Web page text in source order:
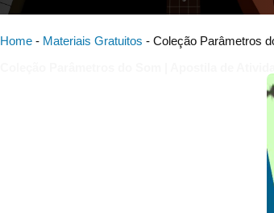
Home - Materiais Gratuitos - Coleção Parâmetros